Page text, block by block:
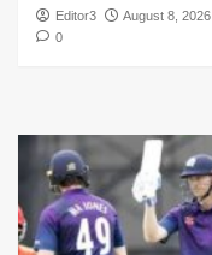
Editor3
August 8, 2026
0